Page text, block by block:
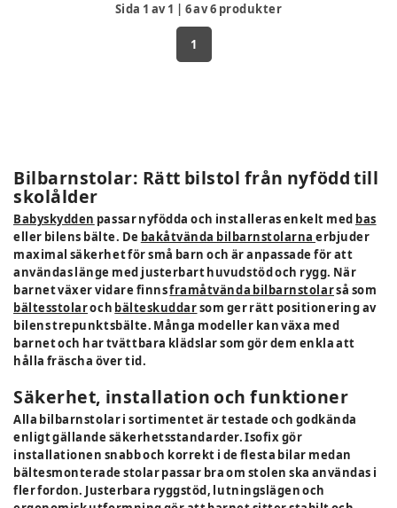
Sida 1 av1 6av6 produkter
1
Bilbarnstolar: Rätt bilstol från nyfödd till
skolålder
Babyskydden passar nyfödda och installeras enkelt med bas
eller bilens bälte. De bakåtvända bilbarnstolarnaerbjuder
maximal säkerhet för små barn och är anpassade för att
användas länge med justerbart huvudstöd och rygg. När
barnet växer vidare finnsframåtvända bilbarnstolarså som
bältesstolaroch bälteskuddarsom ger rätt positionering av
bilens trepunktsbälte. Många modeller kan växa med
barnet och har tvättbara klädslar som gör dem enkla att
hålla fräscha över tid.
Säkerhet, installation och funktioner
Alla bilbarnstolar i sortimentet är testade och godkända
enligt gällande säkerhetsstandarder. Isofix gör
installationen snabb och korrekt i de flesta bilar medan
bältesmonterade stolar passar bra om stolen ska användas i
fler fordon. Justerbara ryggstöd, lutningslägen och